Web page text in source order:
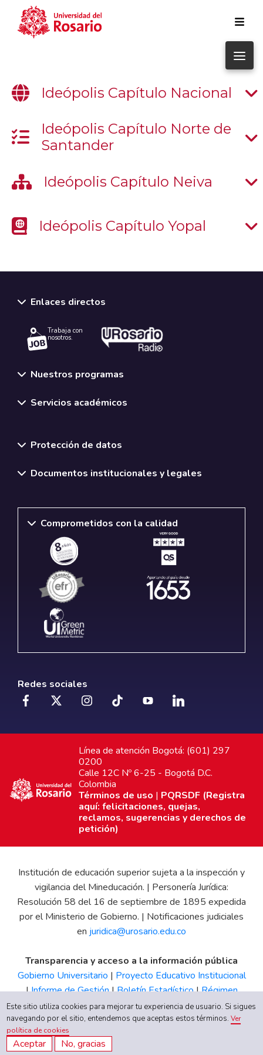
Ideópolis Capítulo Nacional
Ideópolis Capítulo Norte de
Santander
Ideópolis Capítulo Neiva
Ideópolis Capítulo Yopal
Enlaces directos
Trabaja con
nosotros.
Nuestros programas
Servicios académicos
Protección de datos
Documentos institucionales y legales
Comprometidos con la calidad
Redes sociales
Línea de atención Bogotá: (601) 297
0200
Calle 12C Nº 6-25 - Bogotá D.C.
Colombia
Términos de uso | PQRSDF (Registra
aquí: felicitaciones, quejas,
reclamos, sugerencias y derechos de
petición)
Institución de educación superior sujeta a la inspección y
vigilancia del Mineducación. | Personería Jurídica:
Resolución 58 del 16 de septiembre de 1895 expedida
por el Ministerio de Gobierno. | Notificaciones judiciales
en juridica@urosario.edu.co
Transparencia y acceso a la información pública
Gobierno Universitario | Proyecto Educativo Institucional
|Informe de Gestión|Boletín Estadístico|Régimen
Tributario|Estados Financieros |Código de Ética| Canal
de Integridad UR
Este sitio utiliza cookies para mejorar tu experiencia de usuario. Si sigues
navegando por el sitio, entendemos que aceptas estos términos.Ver
política de cookies
Aceptar No, gracias